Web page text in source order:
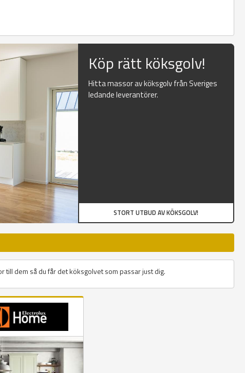
Köp rätt köksgolv!
Hitta massor av köksgolv från Sveriges
ledande leverantörer.
STORT UTBUD AV KÖKSGOLV!
till dem så du får det köksgolvet som passar just dig.